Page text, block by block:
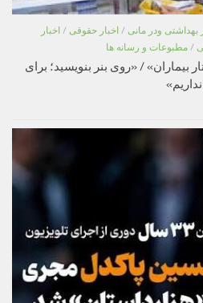
بهداشتی ودر مانی / اخبار حقوقی / اخبار
/ مطبوعات و رسانه ها
/ «روی بنر بنویسید؛ برای